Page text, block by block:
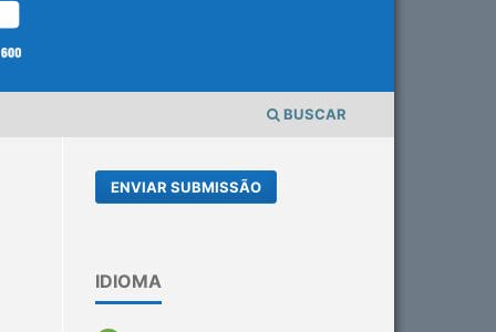
BUSCAR
ENVIAR SUBMISSÃO
IDIOMA